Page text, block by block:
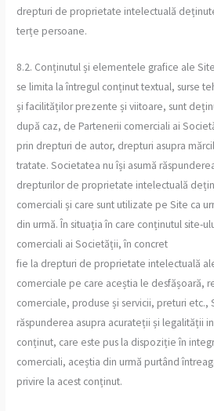
drepturi de proprietate intelectuală
terțe persoane.
8.2. Conținutul și elementele grafice ale
se limita la întregul conținut textual, surse
și facilităților prezente și viitoare, sunt
după caz, de Partenerii comerciali ai
prin drepturi de autor, drepturi asupra
tratate. Societatea nu își asumă
drepturilor de proprietate intelectuală
comerciali și care sunt utilizate pe Site ca
din urmă. În situația în care conținutul site-
comerciali ai Societății, în concret
fie la drepturi de proprietate intelectuală
comerciale pe care aceștia le desfășoară,
comerciale, produse și servicii, preturi etc.,
răspunderea asupra acurateții și legalității
conținut, care este pus la dispoziție în
comerciali, aceștia din urmă purtând
privire la acest conținut.